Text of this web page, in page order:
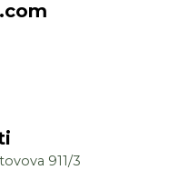
911/3